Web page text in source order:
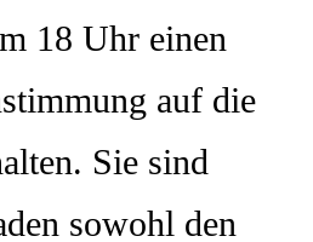
18 Uhr einen
auf die
Sie sind
sowohl den